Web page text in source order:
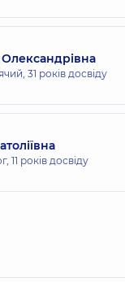
Олександрівна
31 років досвіду
11 років досвіду